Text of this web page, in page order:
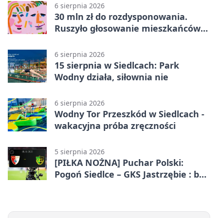
6 sierpnia 2026
30 mln zł do rozdysponowania.
Ruszyło głosowanie mieszkańców
6 sierpnia 2026
15 sierpnia w Siedlcach: Park
Wodny działa, siłownia nie
6 sierpnia 2026
Wodny Tor Przeszkód w Siedlcach -
wakacyjna próba zręczności
5 sierpnia 2026
[PIŁKA NOŻNA] Puchar Polski:
Pogoń Siedlce – GKS Jastrzębie : bez